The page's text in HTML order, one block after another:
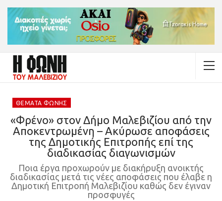
ΘΈΜΑΤΑ ΦΩΝΉΣ
«Φρένο» στον Δήμο Μαλεβιζίου από την
Αποκεντρωμένη – Ακύρωσε αποφάσεις
της Δημοτικής Επιτροπής επί της
διαδικασίας διαγωνισμών
Ποια έργα προχωρούν με διακήρυξη ανοικτής
διαδικασίας μετά τις νέες αποφάσεις που έλαβε η
Δημοτική Επιτροπή Μαλεβιζίου καθώς δεν έγιναν
προσφυγές